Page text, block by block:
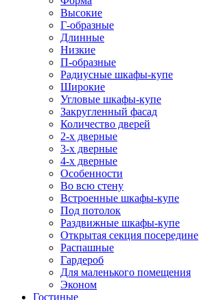
Высокие
Г-образные
Длинные
Низкие
П-образные
Радиусные шкафы-купе
Широкие
Угловые шкафы-купе
Закругленный фасад
Количество дверей
2-х дверные
3-х дверные
4-х дверные
Особенности
Во всю стену
Встроенные шкафы-купе
Под потолок
Раздвижные шкафы-купе
Открытая секция посередине
Распашные
Гардероб
Для маленького помещения
Эконом
Гостиные